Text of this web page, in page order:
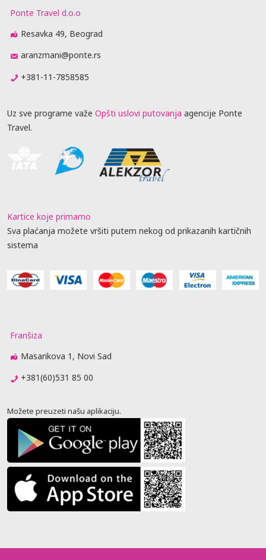
Ponte Travel d.o.o
Resavka 49, Beograd
aranzmani@ponte.rs
+381-11-7858585
Uz sve programe važe Opšti uslovi putovanja agencije Ponte
Travel.
Kartice koje primamo
Sva plaćanja možete vršiti putem nekog od prikazanih kartičnih
sistema
Franšiza
Masarikova 1, Novi Sad
+381(60)531 85 00
Možete preuzeti našu aplikaciju.